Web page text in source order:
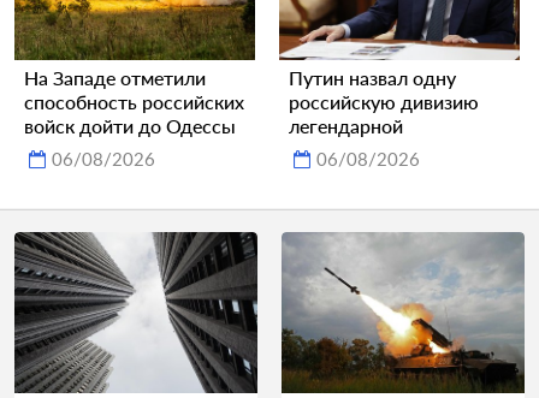
На Западе отметили
способность российских
войск дойти до Одессы
06/08/2026
Путин назвал одну
российскую дивизию
легендарной
06/08/2026